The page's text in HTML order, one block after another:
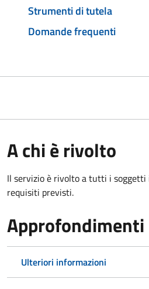
Strumenti di tutela
Domande frequenti
A chi è rivolto
Il servizio è rivolto a tutti i soggetti
requisiti previsti.
Approfondimenti
Ulteriori informazioni